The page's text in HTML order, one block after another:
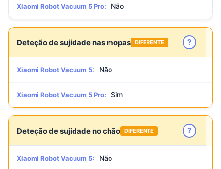
Xiaomi Robot Vacuum 5 Pro: Não
Deteção de sujidade nas mopas DIFERENTE ?
Xiaomi Robot Vacuum 5: Não
Xiaomi Robot Vacuum 5 Pro: Sim
Deteção de sujidade no chão DIFERENTE ?
Xiaomi Robot Vacuum 5: Não